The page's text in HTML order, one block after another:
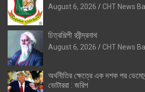
August 6, 2026 CHT News
চিত্রশিল্পী রবীন্দ্রনাথ
August 6, 2026 CHT News
অর্থনীতির ক্ষেত্রে এক দশক পর
ভোটাররা : জরিপ